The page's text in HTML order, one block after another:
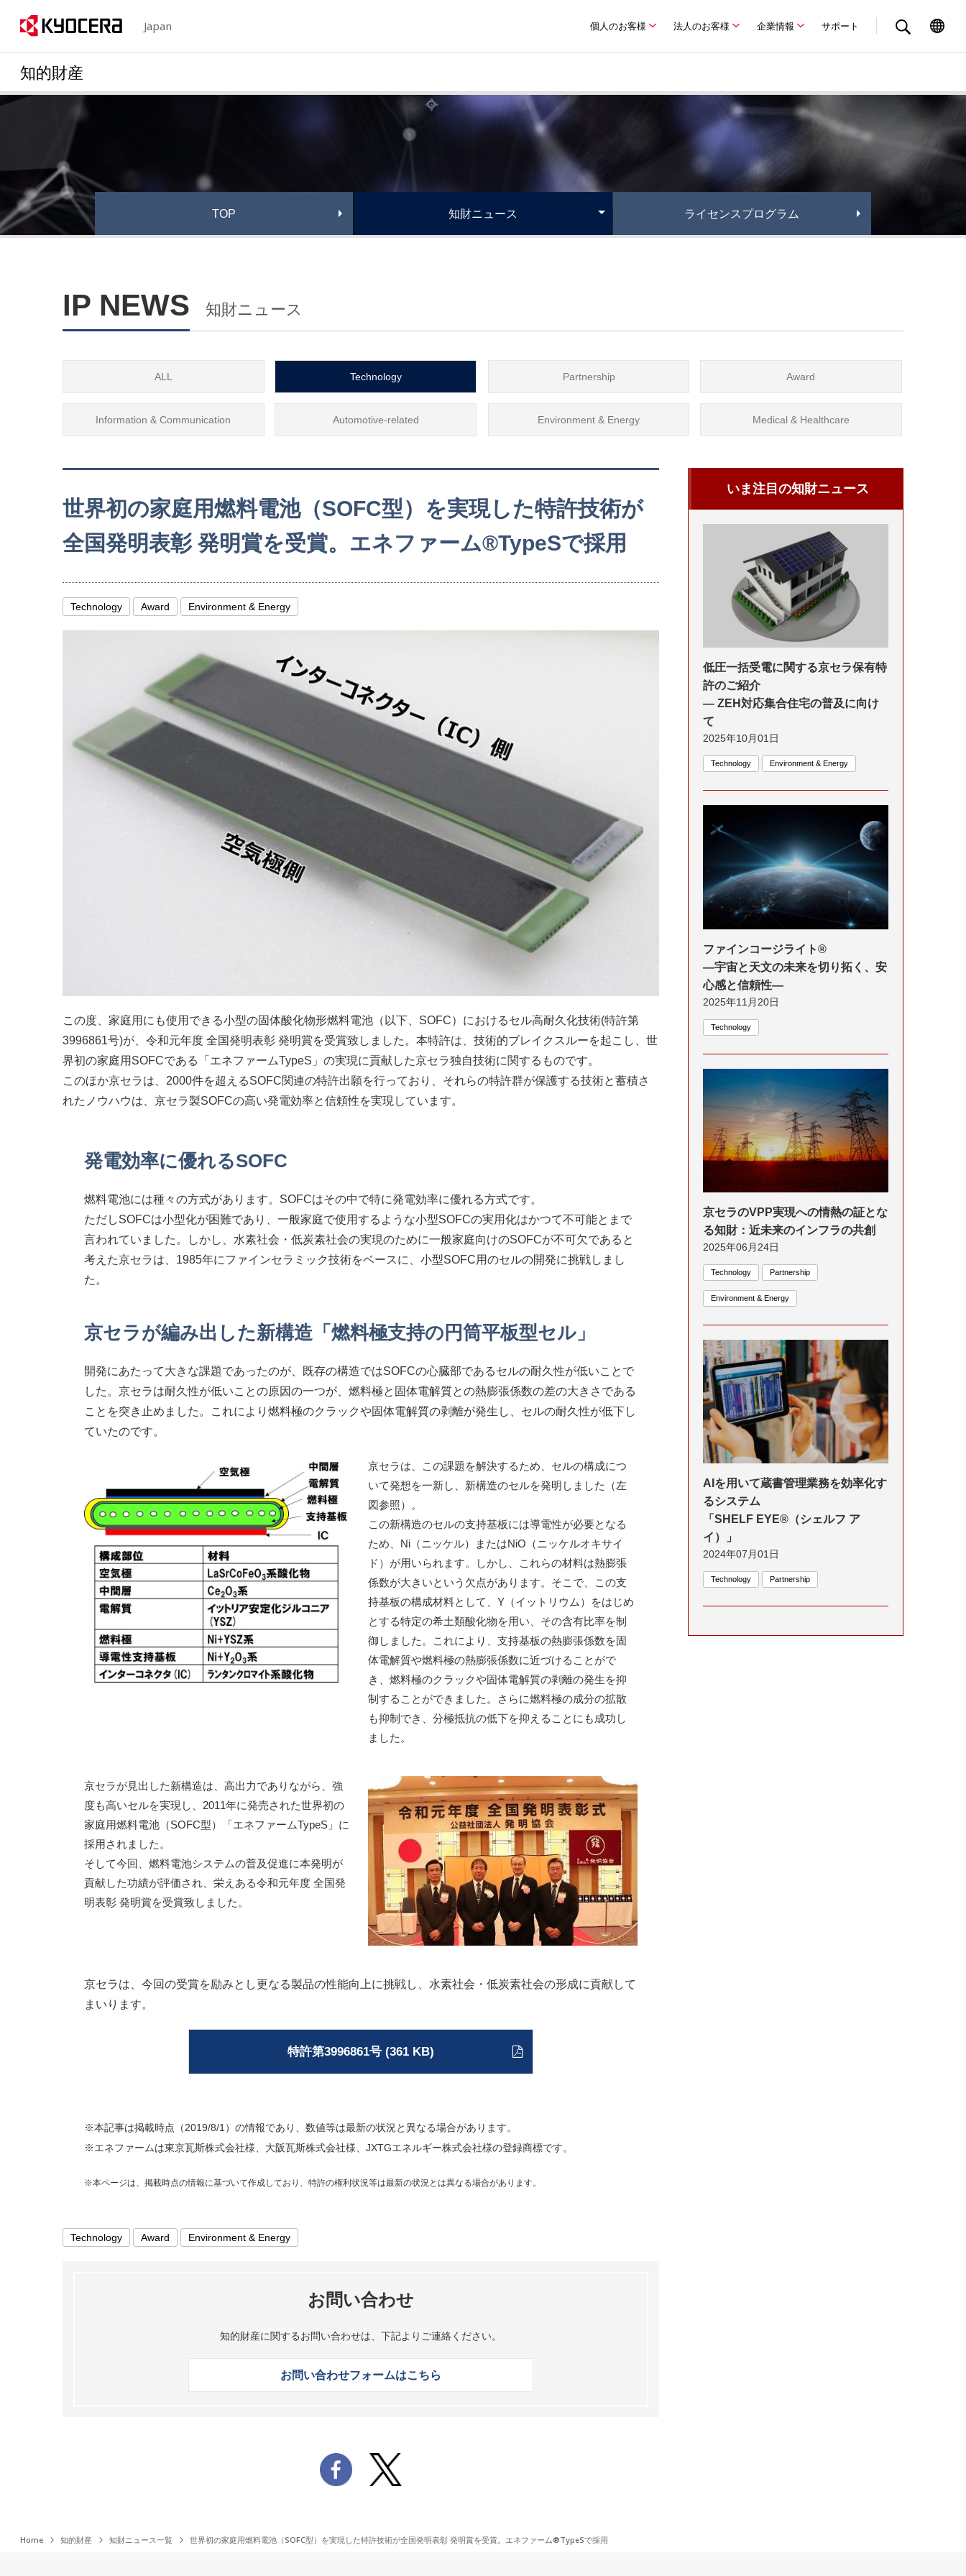
Japan 個人のお客様 法人のお客様 企業情報 サポート
知的財産
TOP 知財ニュース ライセンスプログラム
IP NEWS 知財ニュース
ALL Technology Partnership Award
Information & Communication Automotive-related Environment & Energy Medical & Healthcare
世界初の家庭用燃料電池（SOFC型）を実現した特許技術が
全国発明表彰 発明賞を受賞。エネファーム®TypeSで採用
Technology Award Environment & Energy
この度、家庭用にも使用できる小型の固体酸化物形燃料電池（以下、SOFC）におけるセル高耐久化技術(特許第
3996861号)が、令和元年度 全国発明表彰 発明賞を受賞致しました。本特許は、技術的ブレイクスルーを起こし、世
界初の家庭用SOFCである「エネファームTypeS」の実現に貢献した京セラ独自技術に関するものです。
このほか京セラは、2000件を超えるSOFC関連の特許出願を行っており、それらの特許群が保護する技術と蓄積さ
れたノウハウは、京セラ製SOFCの高い発電効率と信頼性を実現しています。
発電効率に優れるSOFC
燃料電池には種々の方式があります。SOFCはその中で特に発電効率に優れる方式です。
ただしSOFCは小型化が困難であり、一般家庭で使用するような小型SOFCの実用化はかつて不可能とまで
言われていました。しかし、水素社会・低炭素社会の実現のために一般家庭向けのSOFCが不可欠であると
考えた京セラは、1985年にファインセラミック技術をベースに、小型SOFC用のセルの開発に挑戦しまし
た。
京セラが編み出した新構造「燃料極支持の円筒平板型セル」
開発にあたって大きな課題であったのが、既存の構造ではSOFCの心臓部であるセルの耐久性が低いことで
した。京セラは耐久性が低いことの原因の一つが、燃料極と固体電解質との熱膨張係数の差の大きさである
ことを突き止めました。これにより燃料極のクラックや固体電解質の剥離が発生し、セルの耐久性が低下し
ていたのです。
京セラは、この課題を解決するため、セルの構成につ
いて発想を一新し、新構造のセルを発明しました（左
図参照）。
この新構造のセルの支持基板には導電性が必要となる
ため、Ni（ニッケル）またはNiO（ニッケルオキサイ
ド）が用いられます。しかし、これらの材料は熱膨張
係数が大きいという欠点があります。そこで、この支
持基板の構成材料として、Y（イットリウム）をはじめ
とする特定の希土類酸化物を用い、その含有比率を制
御しました。これにより、支持基板の熱膨張係数を固
体電解質や燃料極の熱膨張係数に近づけることがで
き、燃料極のクラックや固体電解質の剥離の発生を抑
制することができました。さらに燃料極の成分の拡散
も抑制でき、分極抵抗の低下を抑えることにも成功し
ました。
京セラが見出した新構造は、高出力でありながら、強
度も高いセルを実現し、2011年に発売された世界初の
家庭用燃料電池（SOFC型）「エネファームTypeS」に
採用されました。
そして今回、燃料電池システムの普及促進に本発明が
貢献した功績が評価され、栄えある令和元年度 全国発
明表彰 発明賞を受賞致しました。
京セラは、今回の受賞を励みとし更なる製品の性能向上に挑戦し、水素社会・低炭素社会の形成に貢献して
まいります。
特許第3996861号 (361 KB)
※本記事は掲載時点（2019/8/1）の情報であり、数値等は最新の状況と異なる場合があります。
※エネファームは東京瓦斯株式会社様、大阪瓦斯株式会社様、JXTGエネルギー株式会社様の登録商標です。
※本ページは、掲載時点の情報に基づいて作成しており、特許の権利状況等は最新の状況とは異なる場合があります。
Technology Award Environment & Energy
お問い合わせ
知的財産に関するお問い合わせは、 下記よりご連絡ください。
お問い合わせフォームはこちら
いま注目の知財ニュース
低圧一括受電に関する京セラ保有特
許のご紹介
― ZEH対応集合住宅の普及に向け
て
2025年10月01日
Technology Environment & Energy
ファインコージライト®
―宇宙と天文の未来を切り拓く、安
心感と信頼性―
2025年11月20日
Technology
京セラのVPP実現への情熱の証とな
る知財：近未来のインフラの共創
2025年06月24日
Technology Partnership
Environment & Energy
AIを用いて蔵書管理業務を効率化す
るシステム
「SHELF EYE®（シェルフ ア
イ）」
2024年07月01日
Technology Partnership
Home 知的財産 知財ニュース一覧 世界初の家庭用燃料電池（SOFC型）を実現した特許技術が全国発明表彰 発明賞を受賞。エネファーム®TypeSで採用